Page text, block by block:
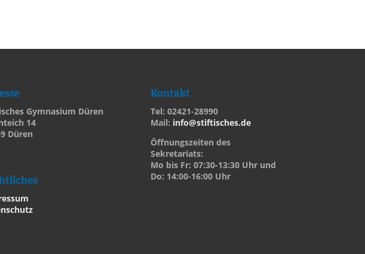
Gymnasium Düren
14
Düren
Kontakt
Tel: 02421-28990
Mail: info@stiftisches.de
Öffnungszeiten des
Sekretariats:
Mo bis Fr: 07:30-13:30 Uhr und
Do: 14:00-16:00 Uhr